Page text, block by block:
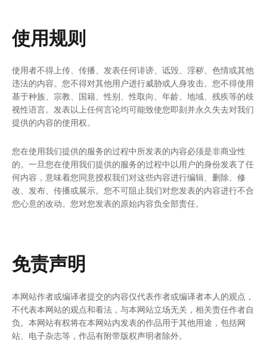
使用规则
使用者不得上传、传播、发表任何诽谤、诋毁、淫秽、色情或其他
违法的内容。您不得对其他用户进行威胁或人身攻击。您不得使用
基于种族、宗教、国籍、性别、性取向、年龄、地域、残疾等的歧
视性语言。发表以上任何言论均可能致使您即刻并永久失去对我们
提供的内容的使用权。
您在使用我们提供的服务的过程中所发表的内容必须是非商业性
的。一旦您在使用我们提供的服务的过程中以用户的身份发表了任
何内容，意味着您同意授权我们对这些内容进行编辑、删除、修
改、发布、传播或展示。您不可阻止我们对您发表的内容进行不合
您心意的改动。您对您发表的原始内容负全部责任。
免责声明
本网站作者或编译者提交的内容仅代表作者或编译者本人的观点，
不代表本网站的观点和看法，与本网站立场无关，相关责任作者自
负。本网站有权将在本网站内发表的作品用于其他用途，包括网
站、电子杂志等，作品有附带版权声明者除外。